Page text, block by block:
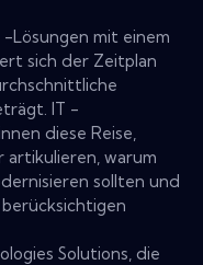
Lösungen mit einem
sich der Zeitplan
IT -
diese Reise,
artikulieren, warum
sollten und
Solutions, die